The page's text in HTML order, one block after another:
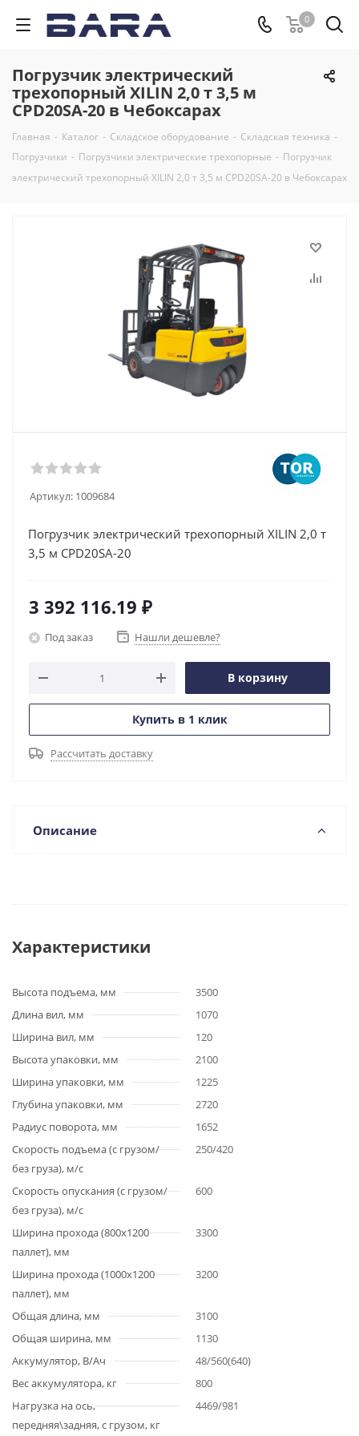
0
Погрузчик электрический
трехопорный XILIN 2,0 т 3,5 м
CPD20SA-20 в Чебоксарах
Главная - Каталог - Складское оборудование - Складская техника -
Погрузчики - Погрузчики электрические трехопорные - Погрузчик
электрический трехопорный XILIN 2,0 т 3,5 м CPD20SA-20 в Чебоксарах
Артикул: 1009684
Погрузчик электрический трехопорный XILIN 2,0 т
3,5 м CPD20SA-20
3 392 116.19 ₽
Под заказ Нашли дешевле?
В корзину
Купить в 1 клик
Рассчитать доставку
Описание
Характеристики
Высота подъема, мм
3500
Длина вил, мм
1070
Ширина вил, мм
120
Высота упаковки, мм
2100
Ширина упаковки, мм
1225
Глубина упаковки, мм
2720
Радиус поворота, мм
1652
Скорость подъема (с грузом/
без груза), м/с
250/420
Скорость опускания (с грузом/
без груза), м/с
600
Ширина прохода (800х1200
паллет), мм
3300
Ширина прохода (1000х1200
паллет), мм
3200
Общая длина, мм
3100
Общая ширина, мм
1130
Аккумулятор, В/Ач
48/560(640)
Вес аккумулятора, кг
800
Нагрузка на ось,
передняя\задняя, с грузом, кг
4469/981